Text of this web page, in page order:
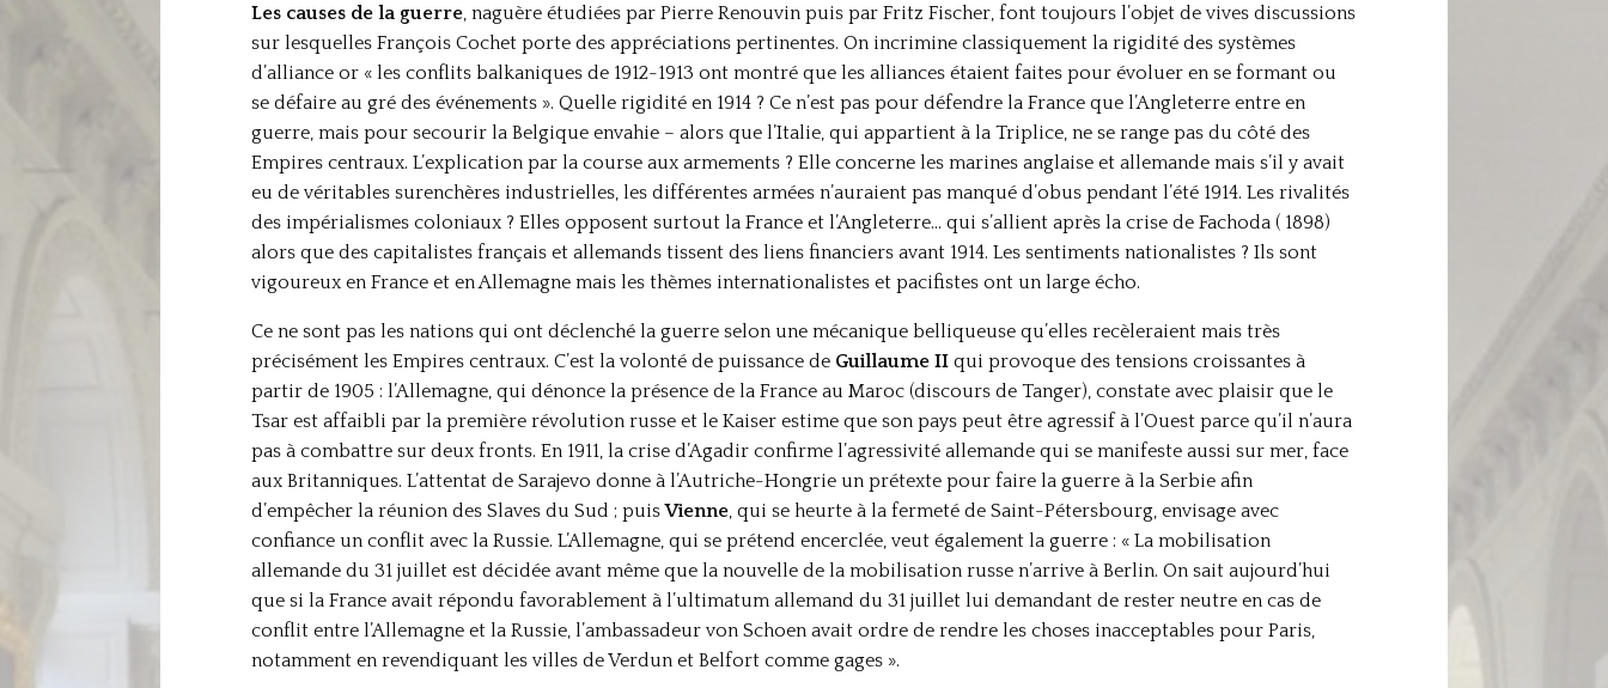
Les causes de la guerre, naguère étudiées par Pierre Renouvin puis par Fritz Fischer, font toujours l’objet de vives discussions
sur lesquelles François Cochet porte des appréciations pertinentes. On incrimine classiquement la rigidité des systèmes
d’alliance or « les conflits balkaniques de 1912-1913 ont montré que les alliances étaient faites pour évoluer en se formant ou
se défaire au gré des événements ». Quelle rigidité en 1914 ? Ce n’est pas pour défendre la France que l’Angleterre entre en
guerre, mais pour secourir la Belgique envahie – alors que l’Italie, qui appartient à la Triplice, ne se range pas du côté des
Empires centraux. L’explication par la course aux armements ? Elle concerne les marines anglaise et allemande mais s’il y avait
eu de véritables surenchères industrielles, les différentes armées n’auraient pas manqué d’obus pendant l’été 1914. Les rivalités
des impérialismes coloniaux ? Elles opposent surtout la France et l’Angleterre… qui s’allient après la crise de Fachoda ( 1898)
alors que des capitalistes français et allemands tissent des liens financiers avant 1914. Les sentiments nationalistes ? Ils sont
vigoureux en France et en Allemagne mais les thèmes internationalistes et pacifistes ont un large écho.
Ce ne sont pas les nations qui ont déclenché la guerre selon une mécanique belliqueuse qu’elles recèleraient mais très
précisément les Empires centraux. C’est la volonté de puissance de Guillaume IIqui provoque des tensions croissantes à
partir de 1905 : l’Allemagne, qui dénonce la présence de la France au Maroc (discours de Tanger), constate avec plaisir que le
Tsar est affaibli par la première révolution russe et le Kaiser estime que son pays peut être agressif à l’Ouest parce qu’il n’aura
pas à combattre sur deux fronts. En 1911, la crise d’Agadir confirme l’agressivité allemande qui se manifeste aussi sur mer, face
aux Britanniques. L’attentat de Sarajevo donne à l’Autriche-Hongrie un prétexte pour faire la guerre à la Serbie afin
d’empêcher la réunion des Slaves du Sud ; puisVienne, qui se heurte à la fermeté de Saint-Pétersbourg, envisage avec
confiance un conflit avec la Russie. L’Allemagne, qui se prétend encerclée, veut également la guerre : « La mobilisation
allemande du 31 juillet est décidée avant même que la nouvelle de la mobilisation russe n’arrive à Berlin. On sait aujourd’hui
que si la France avait répondu favorablement à l’ultimatum allemand du 31 juillet lui demandant de rester neutre en cas de
conflit entre l’Allemagne et la Russie, l’ambassadeur von Schoen avait ordre de rendre les choses inacceptables pour Paris,
notamment en revendiquant les villes de Verdun et Belfort comme gages ».